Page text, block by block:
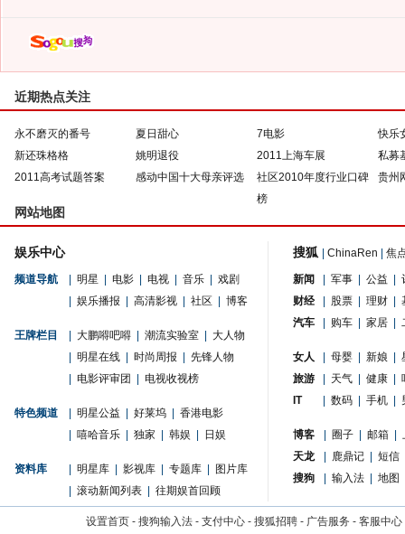
近期热点关注
永不磨灭的番号 夏日甜心 7电影
快乐
新还珠格格
姚明退役 2011上海车展
私募
2011高考试题答案
感动中国十大母亲评选
社区2010年度行业口碑
榜
贵州
网站地图
娱乐中心
频道导航 明星 电影 电视 音乐
戏剧
娱乐播报 高清影视 社区 博客
王牌栏目 大鹏嘚吧嘚 潮流实验室
大人物
明星在线 时尚周报
先锋人物
电影评审团 电视收视榜
特色频道 明星公益 好莱坞
香港电影
嘻哈音乐 独家 韩娱 日娱
资料库 明星库 影视库 专题库
图片库
滚动新闻列表 往期娱首回顾
搜狐 ChinaRen 焦
新闻 军事 公益
财经
股票 理财
汽车
购车 家居
女人 母婴 新娘
旅游
天气 健康
IT
数码 手机
博客 圈子 邮箱
天龙
鹿鼎记
短信
搜狗
输入法 地图
设置首页 - 搜狗输入法 - 支付中心 - 搜狐招聘 - 广告服务 - 客服中心